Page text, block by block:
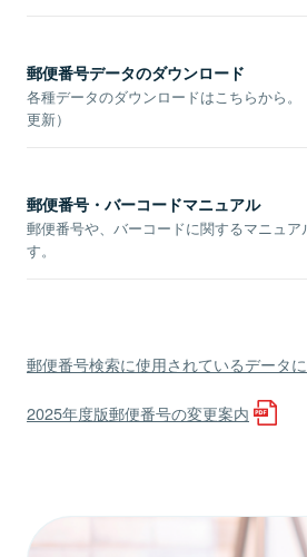
郵便番号データのダウンロード
各種データのダウンロードはこちらから。
更新）
郵便番号・バーコードマニュアル
郵便番号や、バーコードに関するマニュア
す。
郵便番号検索に使用されているデータ
2025年度版郵便番号の変更案内